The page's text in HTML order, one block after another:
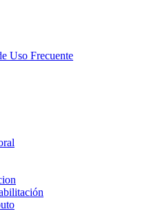
Uso Frecuente